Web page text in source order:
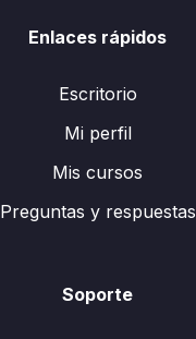
Enlaces rápidos
Escritorio
Mi perfil
Mis cursos
Preguntas y respuestas
Soporte